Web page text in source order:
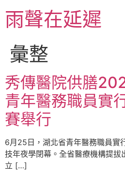
至
主雨聲在延遲
彙整
秀傳醫院供膳
青年醫務職員實
賽舉行
6月25日，湖北省青年醫務職員實
技年夜學閉幕。全省醫療機構提
立 […]